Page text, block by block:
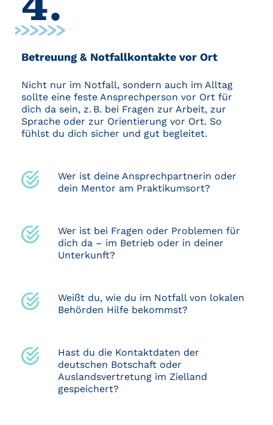
Betreuung & Notfallkontakte vor Ort
Nicht nur im Notfall, sondern auch im Alltag
sollte eine feste Ansprechperson vor Ort für
dich da sein, z. B. bei Fragen zur Arbeit, zur
Sprache oder zur Orientierung vor Ort. So
fühlst du dich sicher und gut begleitet.
Wer ist deine Ansprechpartnerin oder
dein Mentor am Praktikumsort?
Wer ist bei Fragen oder Problemen für
dich da – im Betrieb oder in deiner
Unterkunft?
Weißt du, wie du im Notfall von lokalen
Behörden Hilfe bekommst?
Hast du die Kontaktdaten der
deutschen Botschaft oder
Auslandsvertretung im Zielland
gespeichert?